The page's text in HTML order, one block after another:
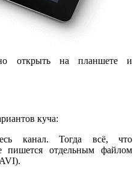
открыть на планшете и
куча:
канал. Тогда всё, что
пишется отдельным файлом